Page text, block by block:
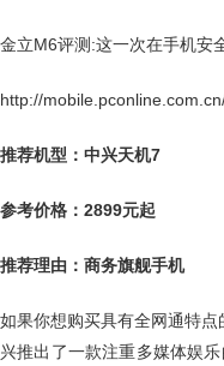
金立M6评测:这一次在手机安
http://
推荐机型：中兴天机7
参考价格：2899元起
推荐理由：商务旗舰手机
如果你想购买具有全网通特
兴推出了一款注重多媒体娱